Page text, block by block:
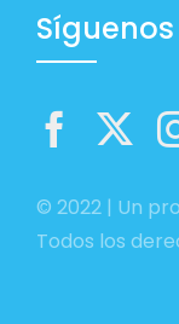
Síguenos
© 2022 | Un
Todos los